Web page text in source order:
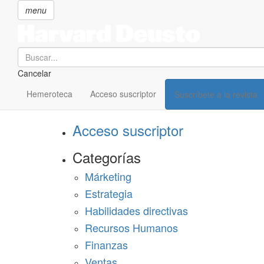
menu
Search
Cancelar
Hemeroteca Acceso suscriptor Suscríbete a la revista
SECCIONES
Suscríbete a Harvard Deusto
Acceso suscriptor
Categorías
Márketing
Estrategia
Habilidades directivas
Recursos Humanos
Finanzas